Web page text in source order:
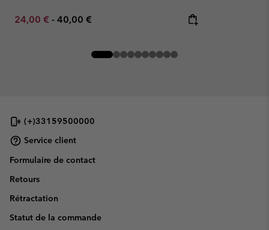
Minimum sale price:
24,00 € - Maximum price:
40,00 €
(+)33159500000
Service client
Formulaire de contact
Retours
Rétractation
Statut de la commande